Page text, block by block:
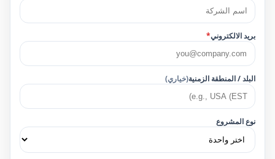
بريد الالكتروني*
البلد / المنطقة الزمنية(خياري)
نوع المشروع